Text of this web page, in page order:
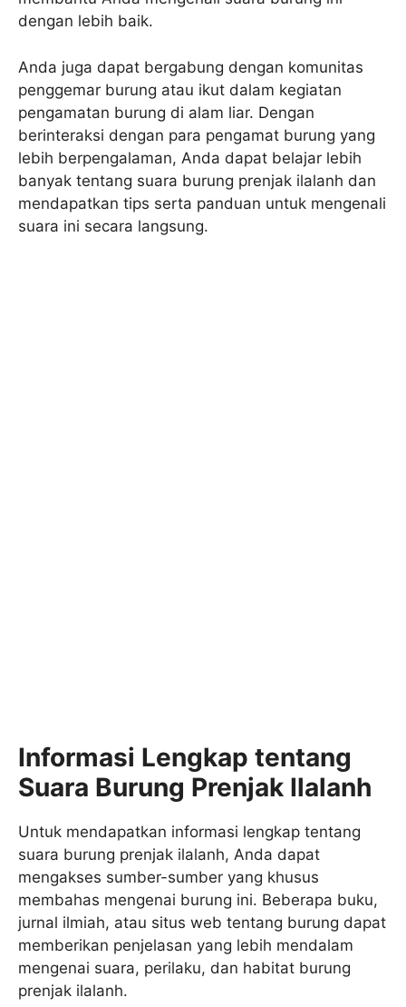
dengan lebih baik.
Anda juga dapat bergabung dengan komunitas
penggemar burung atau ikut dalam kegiatan
pengamatan burung di alam liar. Dengan
berinteraksi dengan para pengamat burung yang
lebih berpengalaman, Anda dapat belajar lebih
banyak tentang suara burung prenjak ilalanh dan
mendapatkan tips serta panduan untuk mengenali
suara ini secara langsung.
Informasi Lengkap tentang
Suara Burung Prenjak Ilalanh
Untuk mendapatkan informasi lengkap tentang
suara burung prenjak ilalanh, Anda dapat
mengakses sumber-sumber yang khusus
membahas mengenai burung ini. Beberapa buku,
jurnal ilmiah, atau situs web tentang burung dapat
memberikan penjelasan yang lebih mendalam
mengenai suara, perilaku, dan habitat burung
prenjak ilalanh.